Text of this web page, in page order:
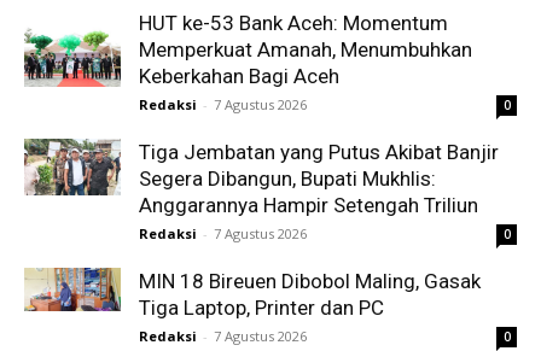
HUT ke-53 Bank Aceh: Momentum
Memperkuat Amanah, Menumbuhkan
Keberkahan Bagi Aceh
Redaksi - 7 Agustus 2026 0
Tiga Jembatan yang Putus Akibat Banjir
Segera Dibangun, Bupati Mukhlis:
Anggarannya Hampir Setengah Triliun
Redaksi - 7 Agustus 2026 0
MIN 18 Bireuen Dibobol Maling, Gasak
Tiga Laptop, Printer dan PC
Redaksi - 7 Agustus 2026 0